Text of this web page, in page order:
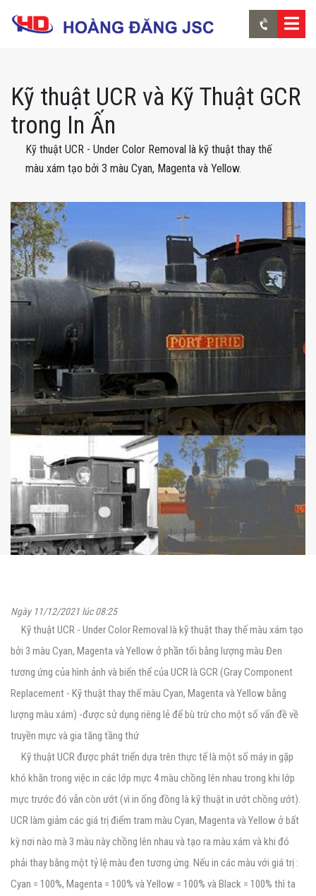
Kỹ thuật UCR và Kỹ Thuật GCR
trong In Ấn
Kỹ thuật UCR - Under Color Removal là kỹ thuật thay thế
màu xám tạo bởi 3 màu Cyan, Magenta và Yellow.
Ngày 11/12/2021 lúc 08:25
Kỹ thuật UCR - Under Color Removal là kỹ thuật thay thế màu xám tạo
bởi 3 màu Cyan, Magenta và Yellow ở phần tối bằng lượng màu Đen
tương ứng của hình ảnh và biến thể của UCR là GCR (Gray Component
Replacement - Kỹ thuật thay thế màu Cyan, Magenta và Yellow bằng
lượng màu xám) -được sử dụng riêng lẻ để bù trừ cho một số vấn đề về
truyền mực và gia tăng tầng thứ
Kỹ thuật UCR được phát triển dựa trên thực tế là một số máy in gặp
khó khăn trong việc in các lớp mực 4 màu chồng lên nhau trong khi lớp
mực trước đó vẫn còn ướt (vì in ống đồng là kỹ thuật in ướt chồng ướt).
UCR làm giảm các giá trị điểm tram màu Cyan, Magenta và Yellow ở bất
kỳ nơi nào mà 3 màu này chồng lên nhau và tạo ra màu xám và khi đó
phải thay bằng một tỷ lệ màu đen tương ứng. Nếu in các màu với giá trị :
Cyan = 100%, Magenta = 100% và Yellow = 100% và Black = 100% thì ta